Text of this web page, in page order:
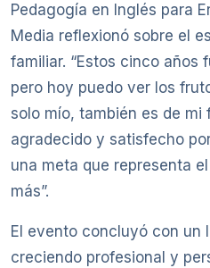
Pedagogía en Inglés para
Media reflexionó sobre el
familiar. “Estos cinco años
pero hoy puedo ver los
solo mío, también es de mi
agradecido y satisfecho
una meta que representa
más”.
El evento concluyó con un
creciendo profesional y